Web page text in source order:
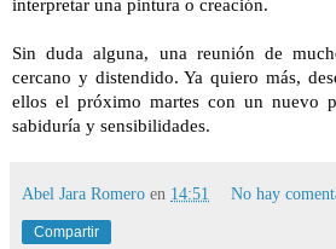
interpretar una pintura o creación.
Sin duda alguna, una reunión de
cercano y distendido. Ya quiero más,
ellos el próximo martes con un nuevo
sabiduría y sensibilidades.
Abel Jara Romero en 14:51 No hay
Compartir